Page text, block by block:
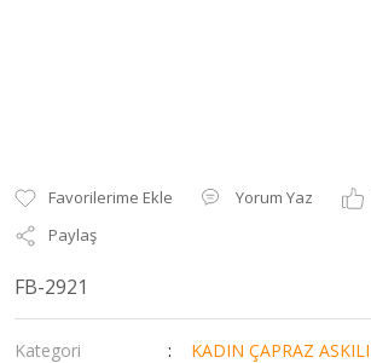
Yorum Yaz
Paylaş
FB-2921
Kategori
KADIN ÇAPRAZ